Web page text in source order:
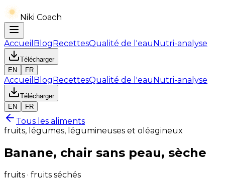
Niki Coach
Accueil BlogRecettesQualité de l'eauNutri-analyse
Télécharger
EN
FR
Accueil BlogRecettesQualité de l'eauNutri-analyse
Télécharger
EN
FR
Tous les aliments
fruits, légumes, légumineuses et oléagineux
Banane, chair sans peau, sèche
fruits · fruits séchés